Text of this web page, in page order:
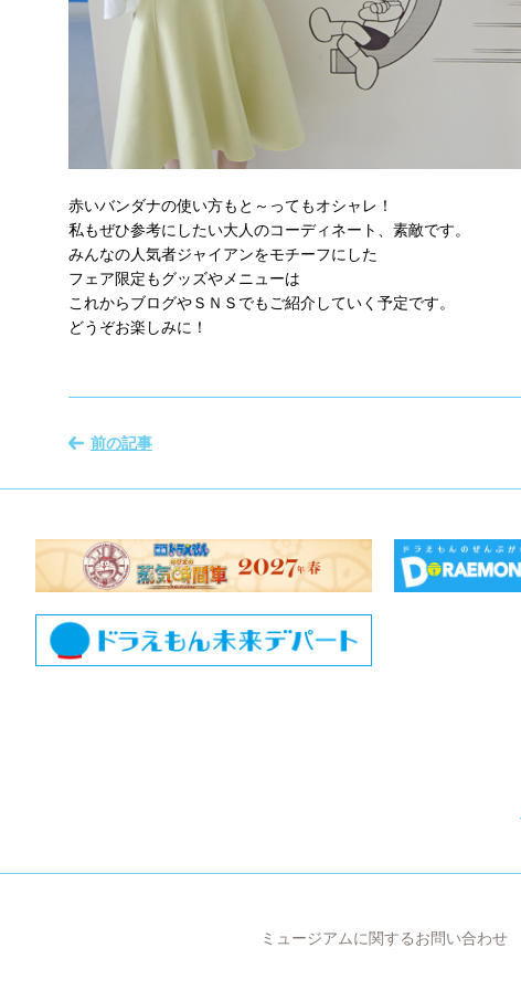
赤いバンダナの使い方もと～ってもオシャレ！
私もぜひ参考にしたい大人のコーディネート、素敵です。
みんなの人気者ジャイアンをモチーフにした
フェア限定もグッズやメニューは
これからブログやＳＮＳでもご紹介していく予定です。
どうぞお楽しみに！
前の記事
ミュージアムに関するお問い合わせ